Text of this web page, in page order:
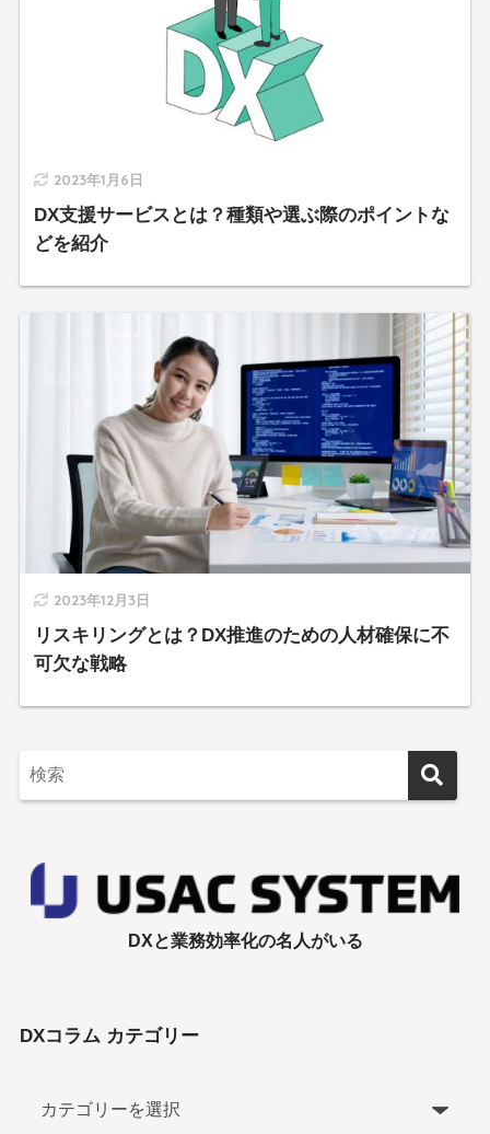
2023年1月6日
DX支援サービスとは？種類や選ぶ際のポイントな
どを紹介
2023年12月3日
リスキリングとは？DX推進のための人材確保に不
可欠な戦略
DXと業務効率化の名人がいる
DXコラム カテゴリー